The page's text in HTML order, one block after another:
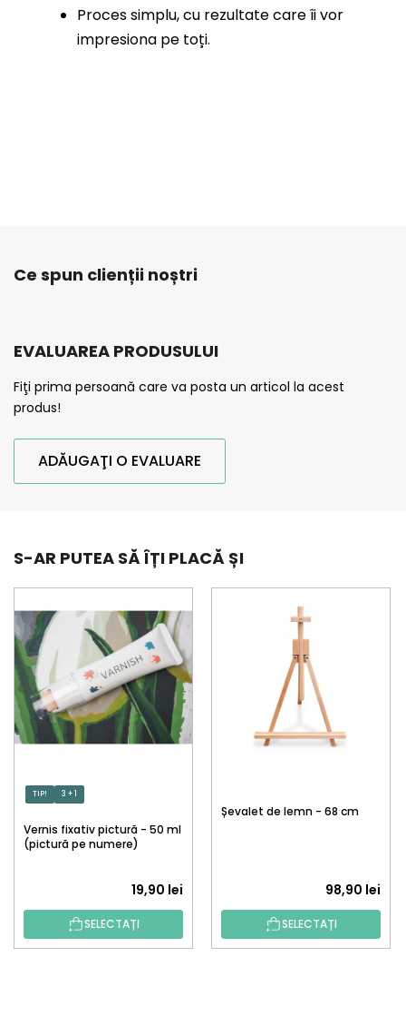
Proces simplu, cu rezultate care îi vor
impresiona pe toți.
Ce spun clienții noștri
EVALUAREA PRODUSULUI
Fiţi prima persoană care va posta un articol la acest
produs!
ADĂUGAŢI O EVALUARE
S-AR PUTEA SĂ ÎȚI PLACĂ ȘI
TIP! 3 + 1
Vernis fixativ pictură - 50 ml
(pictură pe numere)
19,90 lei
SELECTAȚI
Șevalet de lemn - 68 cm
98,90 lei
SELECTAȚI